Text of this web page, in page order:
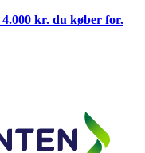
kr. du køber for.